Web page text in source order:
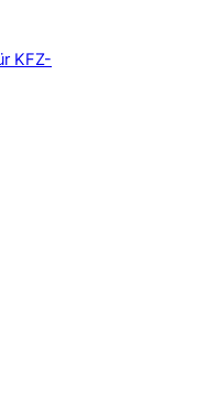
KFZ-